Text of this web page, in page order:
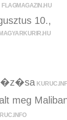
FLAGMAGAZIN.HU
10.,
MAGYARKURIR.HU
meg